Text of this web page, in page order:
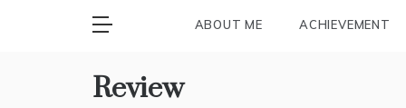
ABOUT ME ACHIEVEMENT
Review